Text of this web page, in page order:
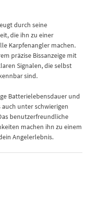
durch seine
die ihn zu einer
Karpfenangler machen.
präzise Bissanzeige mit
Signalen, die selbst
sind.
Batterielebensdauer und
auch unter schwierigen
benutzerfreundliche
machen ihn zu einem
Angelerlebnis.